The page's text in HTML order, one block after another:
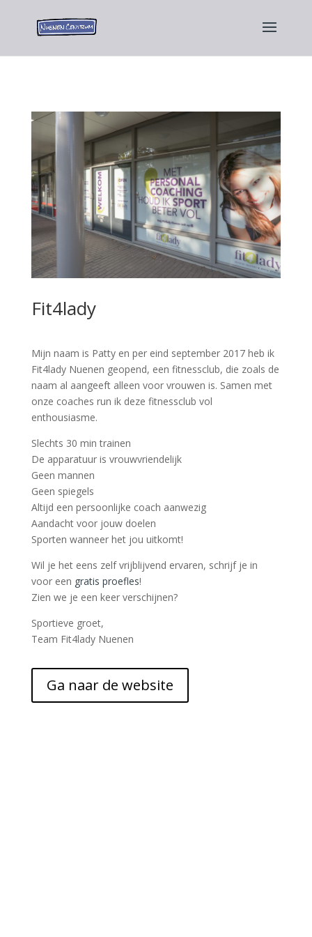
Fit4lady
Mijn naam is Patty en per eind september 2017 heb ik
Fit4lady Nuenen geopend, een fitnessclub, die zoals de
naam al aangeeft alleen voor vrouwen is. Samen met
onze coaches run ik deze fitnessclub vol
enthousiasme.
Slechts 30 min trainen
De apparatuur is vrouwvriendelijk
Geen mannen
Geen spiegels
Altijd een persoonlijke coach aanwezig
Aandacht voor jouw doelen
Sporten wanneer het jou uitkomt!
Wil je het eens zelf vrijblijvend ervaren, schrijf je in
voor een gratis proefles!
Zien we je een keer verschijnen?
Sportieve groet,
Team Fit4lady Nuenen
Ga naar de website